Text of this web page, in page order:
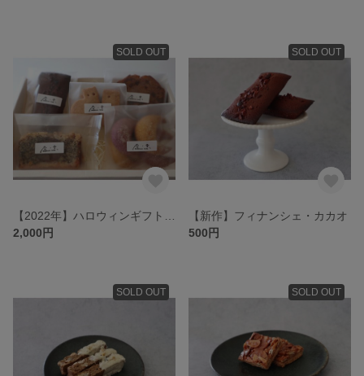
SOLD OUT
2,000円
SOLD OUT
【新作】フィナンシェ・カカオ
500円
SOLD OUT SOLD OUT